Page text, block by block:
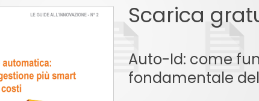
Scarica
Auto-Id: come
fondamentale